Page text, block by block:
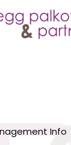
Info